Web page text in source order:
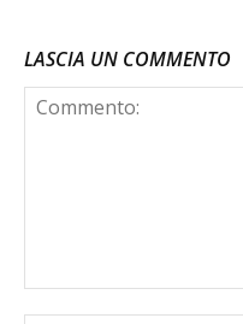
LASCIA UN COMMENTO